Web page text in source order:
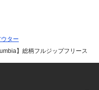
実物に近い色味です。
り具合などにより色味が
ウター
】総柄フルジップフリース